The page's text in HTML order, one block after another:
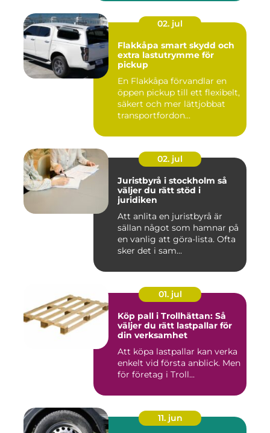
02. jul
Flakkåpa smart skydd och
extra lastutrymme för
pickup
En Flakkåpa förvandlar en
öppen pickup till ett flexibelt,
säkert och mer lättjobbat
transportfordon...
02. jul
Juristbyrå i stockholm så
väljer du rätt stöd i
juridiken
Att anlita en juristbyrå är
sällan något som hamnar på
en vanlig att göra-lista. Ofta
sker det i sam...
01. jul
Köp pall i Trollhättan: Så
väljer du rätt lastpallar för
din verksamhet
Att köpa lastpallar kan verka
enkelt vid första anblick. Men
för företag i Troll...
11. jun